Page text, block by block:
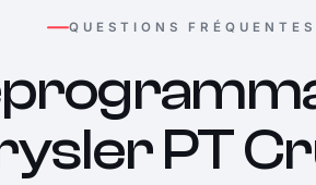
QUESTIONS FRÉQUENTES
PT